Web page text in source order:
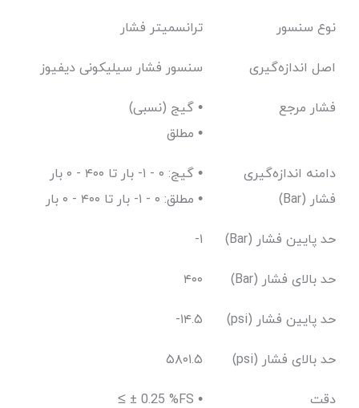
نوع سنسور ترانسمیتر فشار
اصل اندازه‌گیری سنسور فشار سیلیکونی دیفیوز
فشار مرجع
گیج (نسبی) •
مطلق •
دامنه اندازه‌گیری
فشار (Bar)
گیج: ۰ - ۱- بار تا ۴۰۰ - ۰ بار •
مطلق: ۰ - ۱- بار تا ۴۰۰ - ۰ بار •
حد پایین فشار (Bar) -۱
حد بالای فشار (Bar) ۴۰۰
حد پایین فشار (psi) -۱۴.۵
حد بالای فشار (psi) ۵۸۰۱.۵
دقت
≤ ± 0.25 %FS •